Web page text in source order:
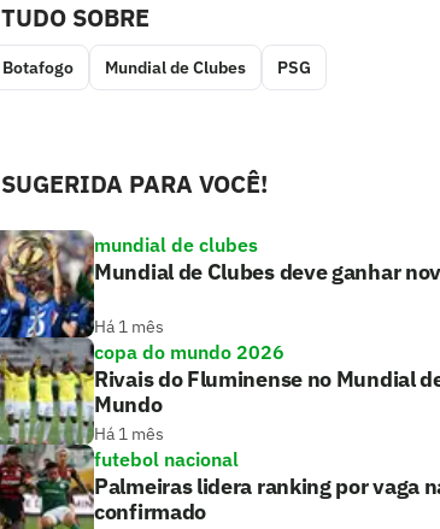
TUDO SOBRE
Botafogo Mundial de Clubes PSG
SUGERIDA PARA VOCÊ!
mundial de clubes
Mundial de Clubes deve ganhar
Há 1 mês
copa do mundo 2026
Rivais do Fluminense no Mundial
Mundo
Há 1 mês
futebol nacional
Palmeiras lidera ranking por vaga
confirmado